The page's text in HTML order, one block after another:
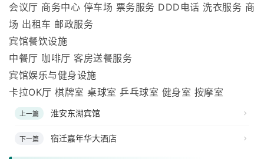
会议厅 商务中心 停车场 票务服务 DDD电话 洗衣服务 商
场 出租车 邮政服务
宾馆餐饮设施
中餐厅 咖啡厅 客房送餐服务
宾馆娱乐与健身设施
卡拉OK厅 棋牌室 桌球室 乒乓球室 健身室 按摩室
上一篇 淮安东湖宾馆
下一篇 宿迁嘉年华大酒店